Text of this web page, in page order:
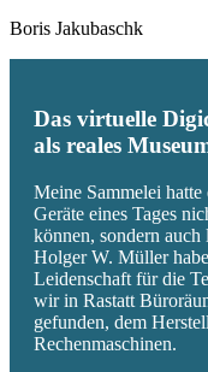
Boris Jakubaschk
Das virtuelle
als reales
Meine Sammelei
Geräte eines Tages
können, sondern
Holger W. Müller
Leidenschaft für die
wir in Rastatt
gefunden, dem
Rechenmaschinen.